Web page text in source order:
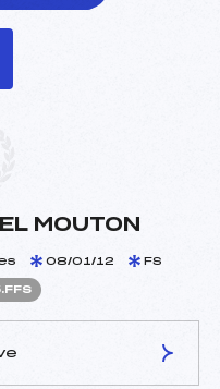
MOUTON
08/01/12 FS